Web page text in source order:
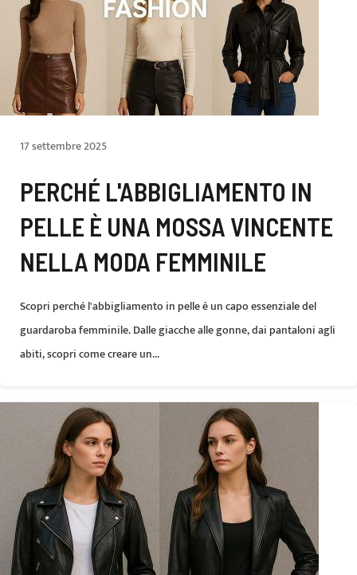
17 settembre 2025
PERCHÉ L'ABBIGLIAMENTO IN
PELLE È UNA MOSSA VINCENTE
NELLA MODA FEMMINILE
Scopri perché l'abbigliamento in pelle è un capo essenziale del
guardaroba femminile. Dalle giacche alle gonne, dai pantaloni agli
abiti, scopri come creare un...